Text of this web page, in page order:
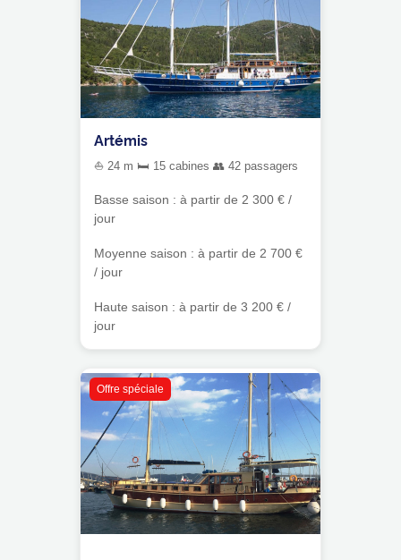
Artémis
⛵ 24 m 🛏 15 cabines 👥 42 passagers
Basse saison : à partir de 2 300 € /
jour
Moyenne saison : à partir de 2 700 €
/ jour
Haute saison : à partir de 3 200 € /
jour
Offre spéciale